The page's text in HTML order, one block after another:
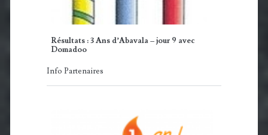
Résultats : 3 Ans d’Abavala – jour 9 avec
Domadoo
Info Partenaires